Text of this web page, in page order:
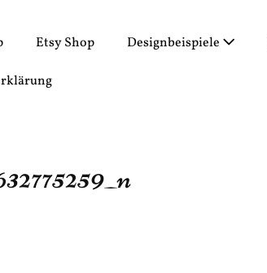
Etsy Shop Designbeispiele